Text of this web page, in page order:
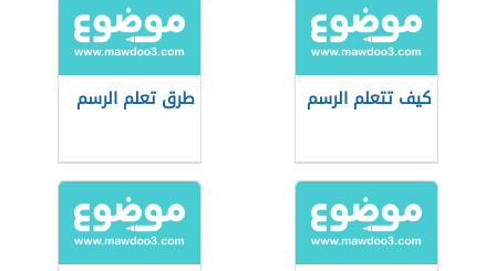
كيف تتعلم الرسم طرق تعلم الرسم